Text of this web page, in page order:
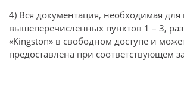
4) Вся документация, необходимая
вышеперечисленных пунктов 1 – 3,
«Kingston» в свободном доступе и
предоставлена при соответствующем